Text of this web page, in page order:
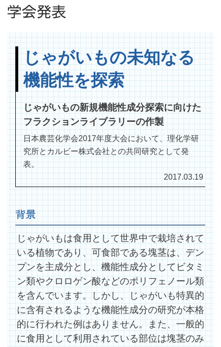
学会発表
じゃがいもの未知なる
機能性を探索
じゃがいもの新規機能性成分探索に向けた
フラクションライブラリーの作製
日本農芸化学会2017年度大会において、理化学研
究所とカルビー株式会社との共同研究として発
表。
2017.03.19
背景
じゃがいもは食用として世界中で栽培されて
いる植物であり、可食部である塊茎は、デン
プンを主成分とし、機能性成分としてビタミ
ン類やクロロゲン酸などのポリフェノール類
を含んでいます。しかし、じゃがいも特異的
に含有されるような機能性成分の研究が本格
的に行われた例はありません。また、一般的
に食用として利用されている部位は塊茎のみ